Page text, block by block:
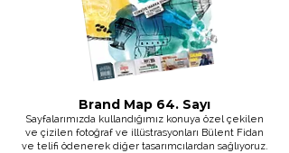
Brand Map 64. Sayı
Sayfalarımızda kullandığımız konuya özel çekilen
ve çizilen fotoğraf ve illüstrasyonları Bülent Fidan
ve telifi ödenerek diğer tasarımcılardan sağlıyoruz.